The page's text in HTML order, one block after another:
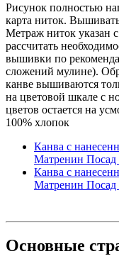
Рисунок полностью
карта ниток.
Метраж ниток указан
рассчитать
вышивки по
сложений мулине).
канве вышиваются
на цветовой шкале с
цветов остается на
100% хлопок
Канва с
Матренин Посад
Канва с
Матренин Посад
Основные